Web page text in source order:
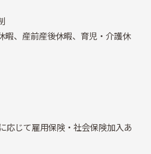
暇、産前産後休暇、育児・介護休
応じて雇用保険・社会保険加入あ